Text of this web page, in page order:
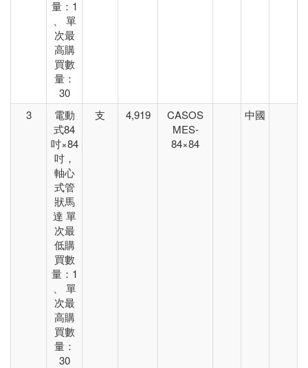
量：1
、 單
次最
高購
買數
量：
30
3
電動
式84
吋×84
吋，
軸心
式管
狀馬
達 單
次最
低購
買數
量：1
、 單
次最
高購
買數
量：
30
支 4,919
CASOS
MES-
84×84
中國